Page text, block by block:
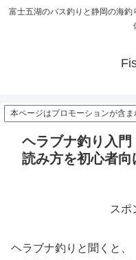
富士五湖のバス釣りと静岡の海
本ページはプロモーションが含
ヘラブナ釣り入
読み方を初心者向
スポ
ヘラブナ釣りと聞くと